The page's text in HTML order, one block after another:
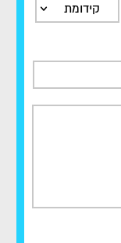
קידומת